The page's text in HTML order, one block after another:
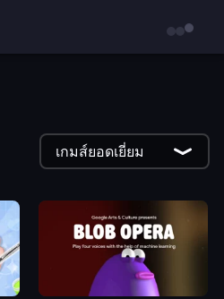
เกมส์ยอดเยี่ยม
Blob Opera